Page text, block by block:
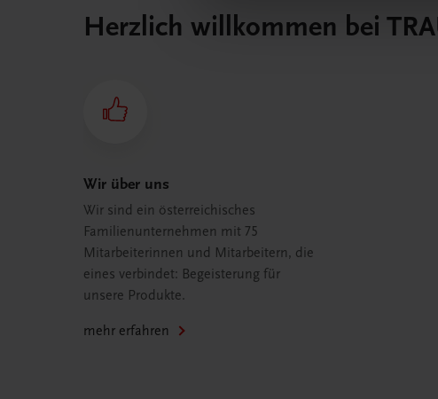
Herzlich willkommen bei
Wir über uns
Wir sind ein österreichisches
Familienunternehmen mit 75
Mitarbeiterinnen und Mitarbeitern, die
eines verbindet: Begeisterung für
unsere Produkte.
mehr erfahren